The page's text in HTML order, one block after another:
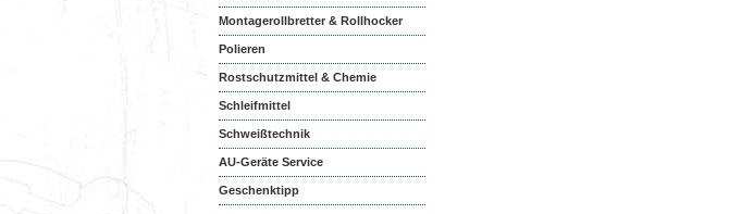
Montagerollbretter & Rollhocker
Polieren
Rostschutzmittel & Chemie
Schleifmittel
Schweißtechnik
AU-Geräte Service
Geschenktipp